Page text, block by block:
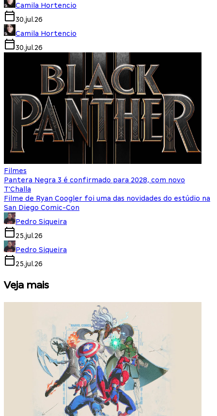
Camila Hortencio
30.jul.26
Camila Hortencio
30.jul.26
Filmes
Pantera Negra 3 é confirmado para 2028, com novo
T'Challa
Filme de Ryan Coogler foi uma das novidades do estúdio na
San Diego Comic-Con
Pedro Siqueira
25.jul.26
Pedro Siqueira
25.jul.26
Veja mais